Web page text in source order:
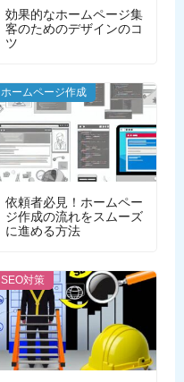
効果的なホームページ集
客のためのデザインのコ
ツ
ホームページ作成
依頼者必見！ホームペー
ジ作成の流れをスムーズ
に進める方法
SEO対策